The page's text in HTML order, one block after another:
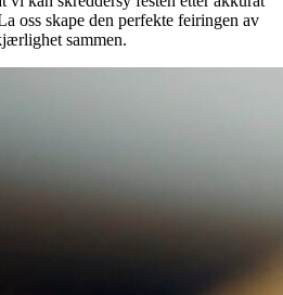
oss skape den perfekte feiringen av
sammen.